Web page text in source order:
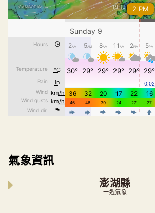
氣象資訊
澎湖縣
一週氣象